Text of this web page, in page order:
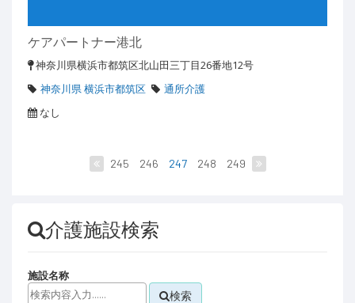
ケアパートナー港北
神奈川県横浜市都筑区北山田三丁目26番地12号
神奈川県 横浜市都筑区
通所介護
なし
245 246 247 248 249
介護施設検索
施設名称
検索